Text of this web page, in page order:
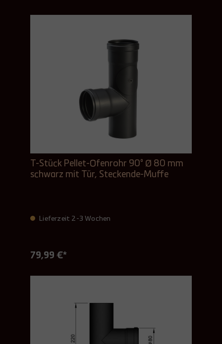
T-Stück Pellet-Ofenrohr 90° Ø 80 mm
schwarz mit Tür, Steckende-Muffe
Lieferzeit 2-3 Wochen
79,99 €*